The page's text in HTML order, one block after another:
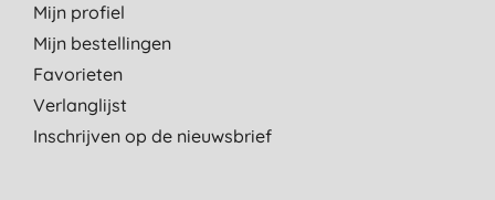
Mijn profiel
Mijn bestellingen
Favorieten
Verlanglijst
Inschrijven op de nieuwsbrief